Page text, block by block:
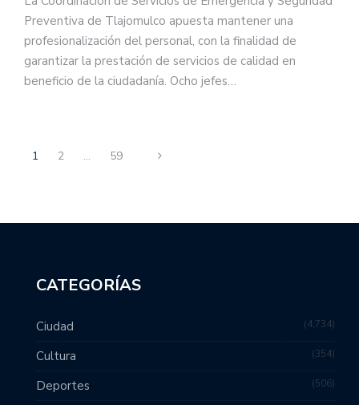
Preventiva de Tlajomulco apuesta mantener una
profesionalización del personal, con la finalidad de
garantizar la prestación de servicios de calidad en
beneficio de la ciudadanía. Ocho jefes…
1 2 … 59
CATEGORÍAS
Ciudad 4,734
Cultura 354
Deportes 506